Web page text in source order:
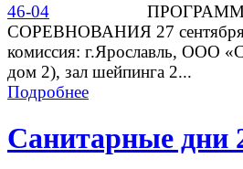
СОРЕВНОВАНИЯ 27 сентября
комиссия: г.Ярославль, ООО
дом 2), зал шейпинга 2...
Подробнее
Санитарные дни